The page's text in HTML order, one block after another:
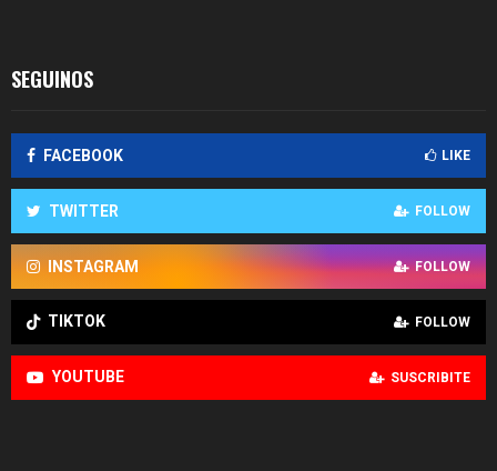
SEGUINOS
FACEBOOK LIKE
TWITTER FOLLOW
INSTAGRAM FOLLOW
TIKTOK FOLLOW
YOUTUBE SUSCRIBITE